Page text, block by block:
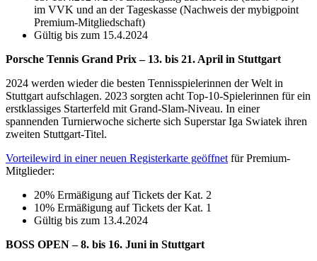
im VVK und an der Tageskasse (Nachweis der mybigpoint
Premium-Mitgliedschaft)
Gültig bis zum 15.4.2024
Porsche Tennis Grand Prix – 13. bis 21. April in Stuttgart
2024 werden wieder die besten Tennisspielerinnen der Welt in
Stuttgart aufschlagen. 2023 sorgten acht Top-10-Spielerinnen für ein
erstklassiges Starterfeld mit Grand-Slam-Niveau. In einer
spannenden Turnierwoche sicherte sich Superstar Iga Swiatek ihren
zweiten Stuttgart-Titel.
Vorteilewird in einer neuen Registerkarte geöffnet für Premium-
Mitglieder:
20% Ermäßigung auf Tickets der Kat. 2
10% Ermäßigung auf Tickets der Kat. 1
Gültig bis zum 13.4.2024
BOSS OPEN – 8. bis 16. Juni in Stuttgart